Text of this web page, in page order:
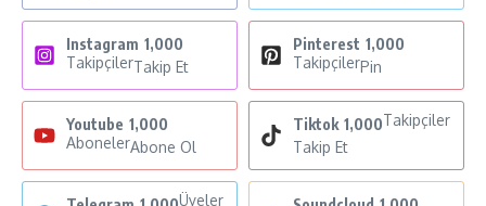
Instagram 1,000
TakipçilerTakip Et
Pinterest 1,000
TakipçilerPin
Youtube 1,000
AbonelerAbone Ol
Tiktok 1,000Takipçiler
Takip Et
Üyeler